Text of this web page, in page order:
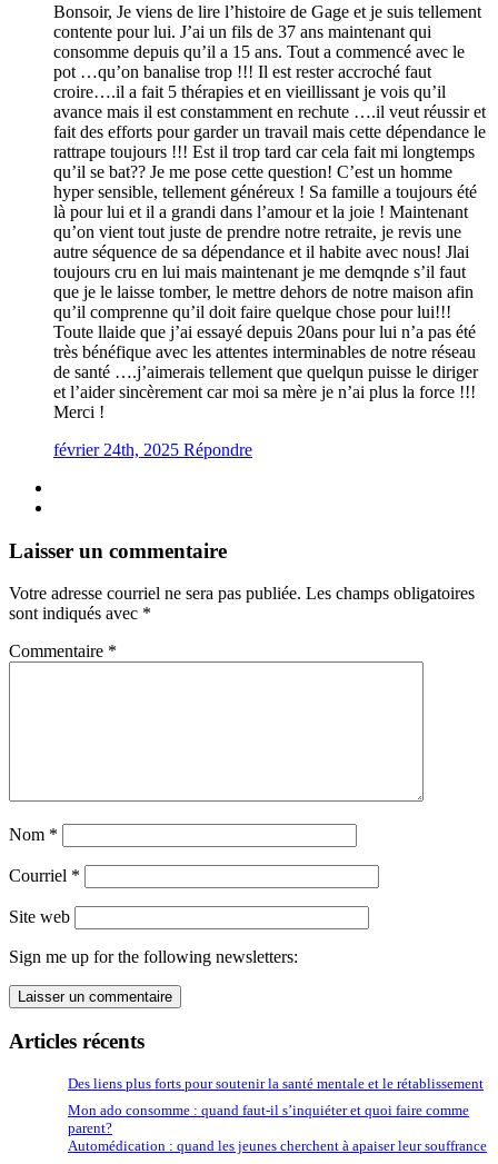
Bonsoir, Je viens de lire l’histoire de Gage et je suis tellement
contente pour lui. J’ai un fils de 37 ans maintenant qui
consomme depuis qu’il a 15 ans. Tout a commencé avec le
pot …qu’on banalise trop !!! Il est rester accroché faut
croire….il a fait 5 thérapies et en vieillissant je vois qu’il
avance mais il est constamment en rechute ….il veut réussir et
fait des efforts pour garder un travail mais cette dépendance le
rattrape toujours !!! Est il trop tard car cela fait mi longtemps
qu’il se bat?? Je me pose cette question! C’est un homme
hyper sensible, tellement généreux ! Sa famille a toujours été
là pour lui et il a grandi dans l’amour et la joie ! Maintenant
qu’on vient tout juste de prendre notre retraite, je revis une
autre séquence de sa dépendance et il habite avec nous! Jlai
toujours cru en lui mais maintenant je me demqnde s’il faut
que je le laisse tomber, le mettre dehors de notre maison afin
qu’il comprenne qu’il doit faire quelque chose pour lui!!!
Toute llaide que j’ai essayé depuis 20ans pour lui n’a pas été
très bénéfique avec les attentes interminables de notre réseau
de santé ….j’aimerais tellement que quelqun puisse le diriger
et l’aider sincèrement car moi sa mère je n’ai plus la force !!!
Merci !
février 24th, 2025 Répondre
Laisser un commentaire
Votre adresse courriel ne sera pas publiée. Les champs obligatoires
sont indiqués avec *
Commentaire *
Nom *
Courriel *
Site web
Sign me up for the following newsletters:
Articles récents
Des liens plus forts pour soutenir la santé mentale et le rétablissement
Mon ado consomme : quand faut-il s’inquiéter et quoi faire comme
parent?
Automédication : quand les jeunes cherchent à apaiser leur souffrance